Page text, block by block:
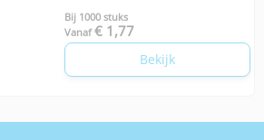
Bij 1000 stuks
Vanaf € 1,77
Bekijk